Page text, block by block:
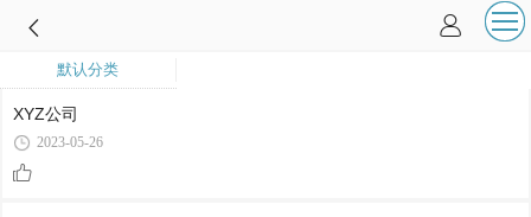
默认分类
XYZ公司
2023-05-26